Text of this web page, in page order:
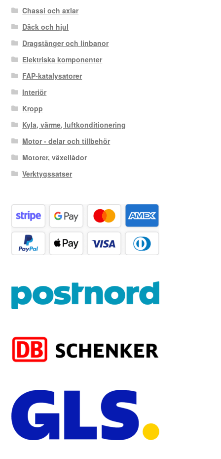
Chassi och axlar
Däck och hjul
Dragstänger och linbanor
Elektriska komponenter
FAP-katalysatorer
Interiör
Kropp
Kyla, värme, luftkonditionering
Motor - delar och tillbehör
Motorer, växellådor
Verktygssatser